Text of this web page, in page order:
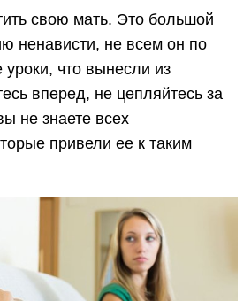
свою мать. Это большой
ненависти, не всем он по
что вынесли из
вперед, не цепляйтесь за
не знаете всех
привели ее к таким